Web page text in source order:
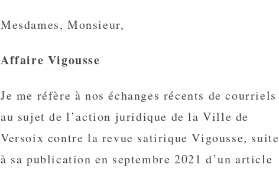
Mesdames, Monsieur,
Affaire Vigousse
Je me réfère à nos échanges récents de courriels
au sujet de l’action juridique de la Ville de
Versoix contre la revue satirique Vigousse, suite
à sa publication en septembre 2021 d’un article